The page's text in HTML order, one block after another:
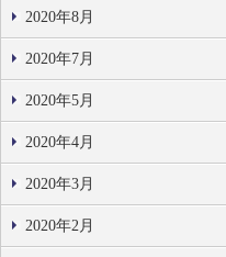
2020年8月
2020年7月
2020年5月
2020年4月
2020年3月
2020年2月